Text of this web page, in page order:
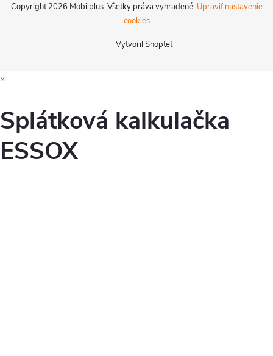
Vytvoril Shoptet
Copyright 2026 Mobilplus. Všetky práva vyhradené. Upraviť nastavenie
cookies
×
Splátková kalkulačka
ESSOX